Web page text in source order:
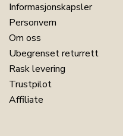
Informasjonskapsler
Personvern
Om oss
Ubegrenset returrett
Rask levering
Trustpilot
Affiliate